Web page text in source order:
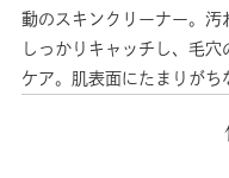
動のスキンクリーナー。汚
しっかりキャッチし、毛
ケア。肌表面にたまりがち